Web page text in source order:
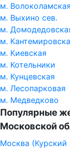
м. Волоколамская
м. Выхино сев.
м.
м.
м. Киевская
м. Котельники
м. Кунцевская
м. Лесопарковая
м. Медведково
Популярные
Московской
Москва (Курский